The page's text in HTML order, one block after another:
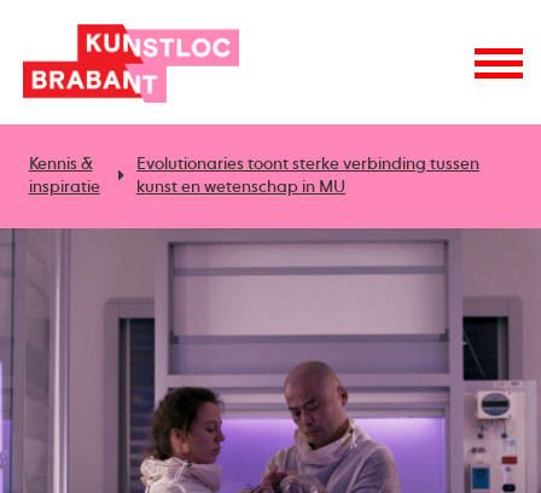
Kennis &
inspiratie
Evolutionaries toont sterke verbinding tussen
kunst en wetenschap in MU